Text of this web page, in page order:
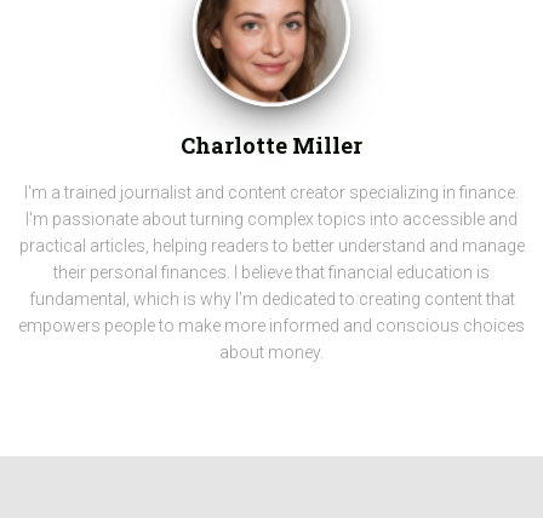
Charlotte Miller
I'm a trained journalist and content creator specializing in finance.
I'm passionate about turning complex topics into accessible and
practical articles, helping readers to better understand and manage
their personal finances. I believe that financial education is
fundamental, which is why I'm dedicated to creating content that
empowers people to make more informed and conscious choices
about money.